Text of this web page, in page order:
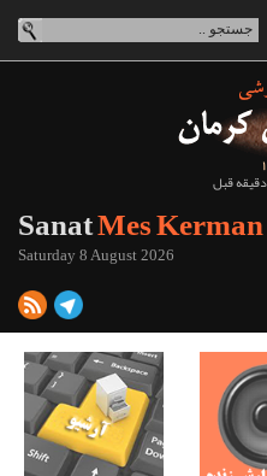
SanatMes Kerman
Saturday 8 August 2026